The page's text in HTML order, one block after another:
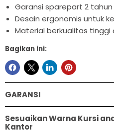
Garansi sparepart 2 tahun
Desain ergonomis untuk
Material berkualitas tinggi
Bagikan ini:
GARANSI
Sesuaikan Warna Kursi
Kantor